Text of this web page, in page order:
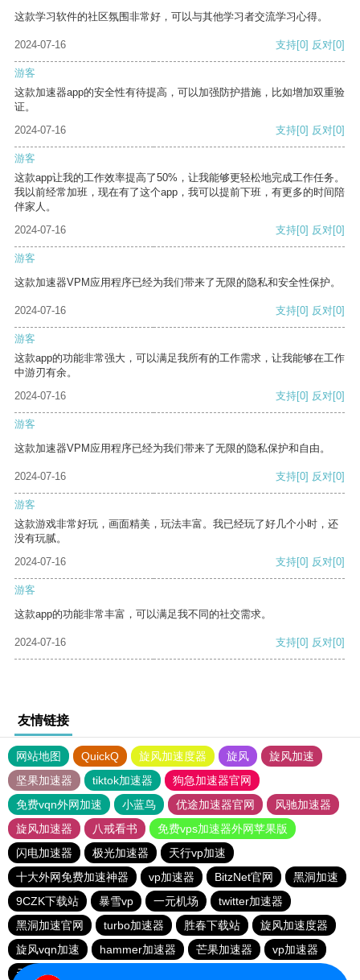
这款学习软件的社区氛围非常好，可以与其他学习者交流学习心得。
2024-07-16 支持[0] 反对[0]
游客
这款加速器app的安全性有待提高，可以加强防护措施，比如增加双重验
证。
2024-07-16
支持[0] 反对[0]
游客
这款app让我的工作效率提高了50%，让我能够更轻松地完成工作任务。
我以前经常加班，现在有了这个app，我可以提前下班，有更多的时间陪
伴家人。
2024-07-16
支持[0] 反对[0]
游客
这款加速器VPM应用程序已经为我们带来了无限的隐私和安全性保护。
2024-07-16 支持[0] 反对[0]
游客
这款app的功能非常强大，可以满足我所有的工作需求，让我能够在工作
中游刃有余。
2024-07-16
支持[0] 反对[0]
游客
这款加速器VPM应用程序已经为我们带来了无限的隐私保护和自由。
2024-07-16 支持[0] 反对[0]
游客
这款游戏非常好玩，画面精美，玩法丰富。我已经玩了好几个小时，还
没有玩腻。
2024-07-16
支持[0] 反对[0]
游客
这款app的功能非常丰富，可以满足我不同的社交需求。
2024-07-16 支持[0] 反对[0]
友情链接
网站地图 QuickQ 旋风加速度器 旋风
旋风加速
坚果加速器
tiktok加速器
狗急加速器官网
免费vqn外网加速
小蓝鸟 优途加速器官网
风驰加速器
旋风加速器
八戒看书
免费vps加速器外网苹果版
闪电加速器
极光加速器
天行vp加速
十大外网免费加速神器
vp加速器 BitzNet官网
黑洞加速
9CZK下载站
暴雪vp 一元机场
twitter加速器
黑洞加速官网
turbo加速器 胜春下载站
旋风加速度器
旋风vqn加速
hammer加速器 芒果加速器
vp加速器
元链加速器